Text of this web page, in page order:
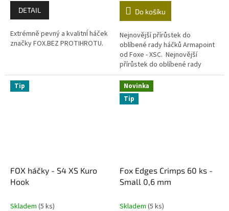
DETAIL
Extrémně pevný a kvalitnÍ háček
značky FOX.BEZ PROTIHROTU.
Do košíku
Nejnovější přírůstek do
oblíbené rady háčků Armapoint
od Foxe - XSC. Nejnovější
přírůstek do oblíbené rady
háčků Armapoint od Foxe - XSC.
Řada Arma-Point byla...
Tip
FOX háčky - S4 XS Kuro
Hook
Skladem (5 ks)
Novinka
Tip
Fox Edges Crimps 60 ks -
Small 0,6 mm
Skladem (5 ks)